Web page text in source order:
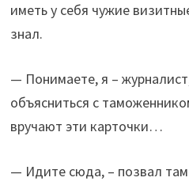
иметь у себя чужие
знал.
— Понимаете, я –
объясниться с
вручают эти карточки…
— Идите сюда, – позвал